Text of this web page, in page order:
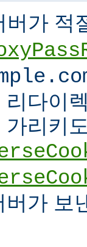
버가 적
다이
리키
가 보